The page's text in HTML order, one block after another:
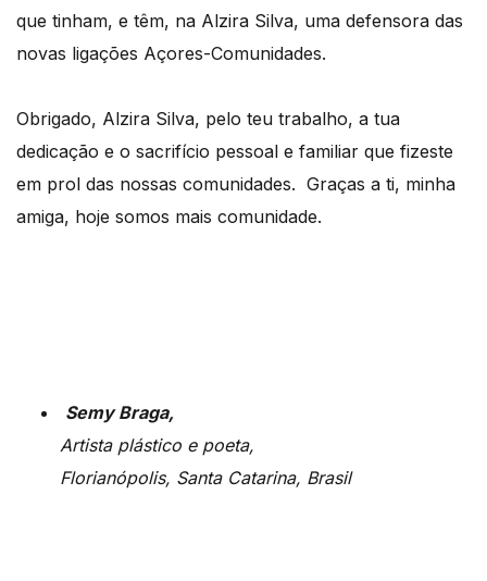
que tinham, e têm, na Alzira Silva, uma defensora das
novas ligações Açores-Comunidades.
Obrigado, Alzira Silva, pelo teu trabalho, a tua
dedicação e o sacrifício pessoal e familiar que fizeste
em prol das nossas comunidades. Graças a ti, minha
amiga, hoje somos mais comunidade.
Semy Braga,
Artista plástico e poeta,
Florianópolis, Santa Catarina, Brasil